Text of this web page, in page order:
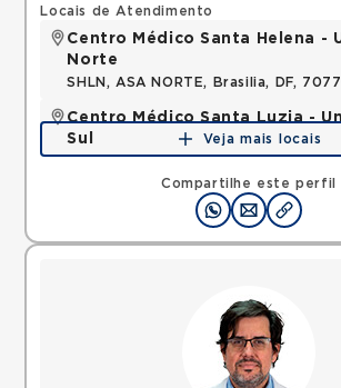
Compartilhe este perfil
Locais de Atendimento
Centro Médico Santa Helena -
Norte
SHLN, ASA NORTE, Brasilia, DF,
Centro Médico Santa Luzia -
Sul
SHLS, ASA SUL, Brasilia, DF,
Veja mais locais